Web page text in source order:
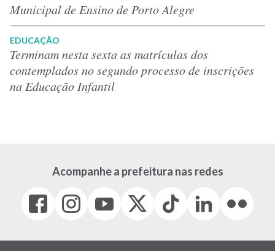
Municipal de Ensino de Porto Alegre
EDUCAÇÃO
Terminam nesta sexta as matrículas dos
contemplados no segundo processo de inscrições
na Educação Infantil
Acompanhe a prefeitura nas redes
Facebook
(link
em
Instagram
(link
em
(link
em
(Antigo
(link
Tiktok
(link
em
LinkedIn
(link
em
(link
em